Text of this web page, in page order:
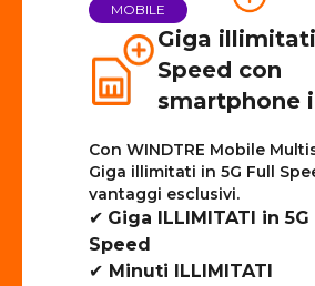
MOBILE
Giga
Speed con
smartphone
Con WINDTRE Mobile
Giga illimitati in 5G Full
vantaggi esclusivi.
✔ Giga ILLIMITATI in 5G
Speed
✔ Minuti ILLIMITATI